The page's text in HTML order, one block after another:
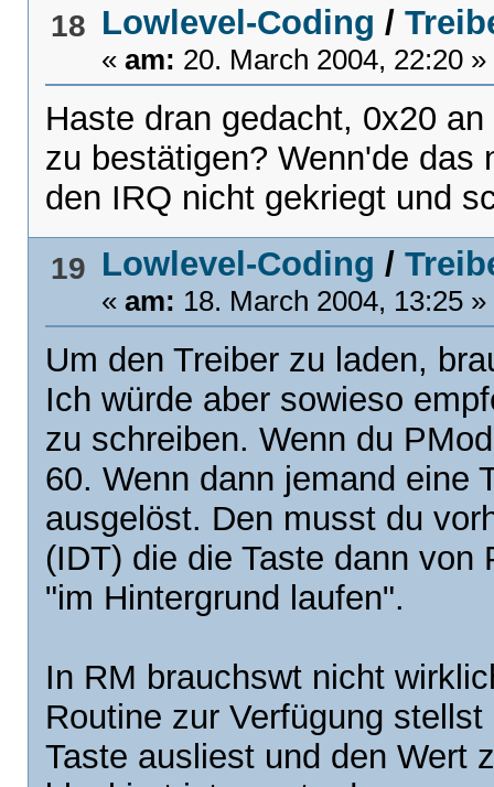
18 Lowlevel-Coding /
«am: 20. March 2004, 22:20 »
Haste dran gedacht, 0x20
zu bestätigen? Wenn'de
den IRQ nicht gekriegt und
19 Lowlevel-Coding /
«am: 18. March 2004, 13:25 »
Um den Treiber zu laden,
Ich würde aber sowieso
zu schreiben. Wenn du
60. Wenn dann jemand eine
ausgelöst. Den musst du
(IDT) die die Taste dann
"im Hintergrund laufen".
In RM brauchswt nicht
Routine zur Verfügung
Taste ausliest und den Wert